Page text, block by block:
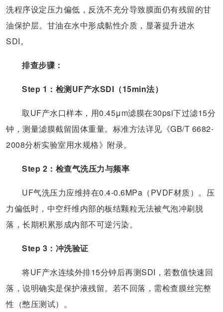
洗程序设定压力偏低，反洗不充分导致膜面仍有残留的甘
油保护层。甘油在水中形成黏性介质，显著提升进水
SDI。
排查步骤：
Step 1：检测UF产水SDI（15min法）
取UF产水口样本，用0.45μm滤膜在30psi下过滤15分
钟，测量滤膜截留固体重量。标准方法详见《GB/T 6682-
2008分析实验室用水规格》附录。
Step 2：检查气洗压力与频率
UF气洗压力应维持在0.4-0.6MPa（PVDF材质）。压
力偏低时，中空纤维内部的板结颗粒无法被气泡冲刷脱
落，长期积累形成内部不可逆污染。
Step 3：冲洗验证
将UF产水连续外排15分钟后再测SDI，若数值快速回
落，说明确实是保护液残留。若不回落，需检查膜丝完整
性（憋压测试）。